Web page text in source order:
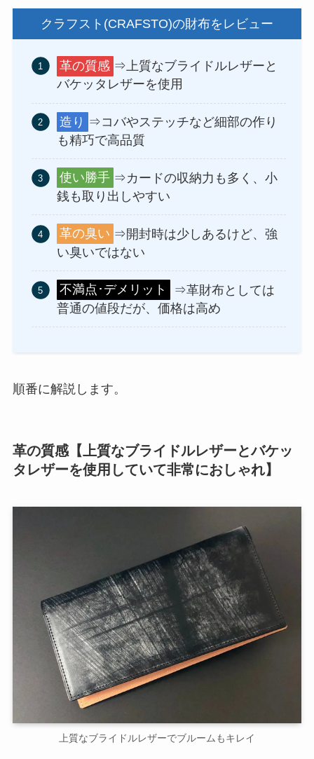
クラフスト(CRAFSTO)の財布をレビュー
革の質感 ⇒上質なブライドルレザーと
バケッタレザーを使用
造り ⇒コバやステッチなど細部の作り
も精巧で高品質
使い勝手 ⇒カードの収納力も多く、小
銭も取り出しやすい
革の臭い ⇒開封時は少しあるけど、強
い臭いではない
不満点･デメリット
⇒革財布としては
普通の値段だが、価格は高め
順番に解説します。
革の質感【上質なブライドルレザーとバケッ
タレザーを使用していて非常におしゃれ】
上質なブライドルレザーでブルームもキレイ